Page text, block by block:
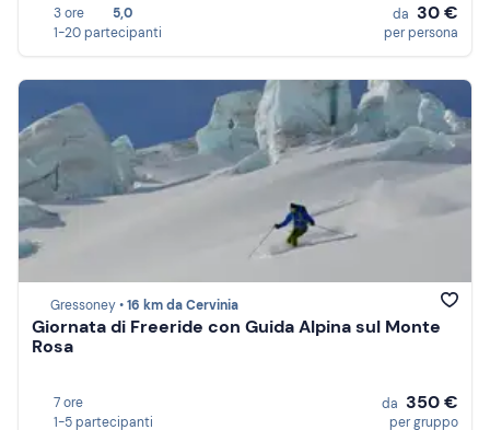
3 ore
5,0
1-20 partecipanti
da 30 €
per persona
Gressoney •16 km da Cervinia
Giornata di Freeride con Guida Alpina sul Monte
Rosa
7 ore
1-5 partecipanti
da 350 €
per gruppo